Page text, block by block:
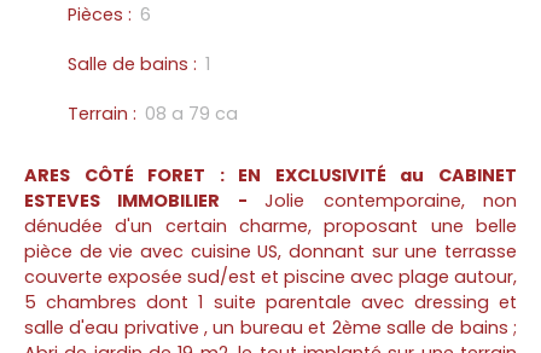
Pièces : 6
Salle de bains : 1
Terrain : 08 a 79 ca
ARES CÔTÉ FORET : EN EXCLUSIVITÉ au CABINET
ESTEVES IMMOBILIER -Jolie contemporaine, non
dénudée d'un certain charme, proposant une belle
pièce de vie avec cuisine US, donnant sur une terrasse
couverte exposée sud/est et piscine avec plage autour,
5 chambres dont 1 suite parentale avec dressing et
salle d'eau privative , un bureau et 2ème salle de bains ;